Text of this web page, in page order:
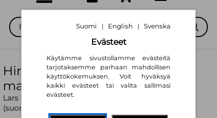
Hirmuliskojengi ja mahdoton
matka
Lars Maehle,Lars Rudebjer (kuv.)
(suom.)
Suomi | English | Svenska
Evästeet
Käytämme sivustollamme evästeitä
tarjotaksemme parhaan mahdollisen
käyttökokemuksen. Voit hyväksyä
kaikki evästeet tai valita sallimasi
evästeet.